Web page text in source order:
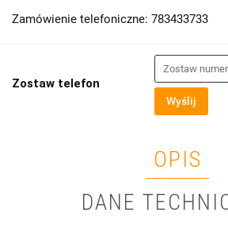
Zamówienie telefoniczne: 783433733
Zostaw telefon
Wyślij
OPIS
DANE